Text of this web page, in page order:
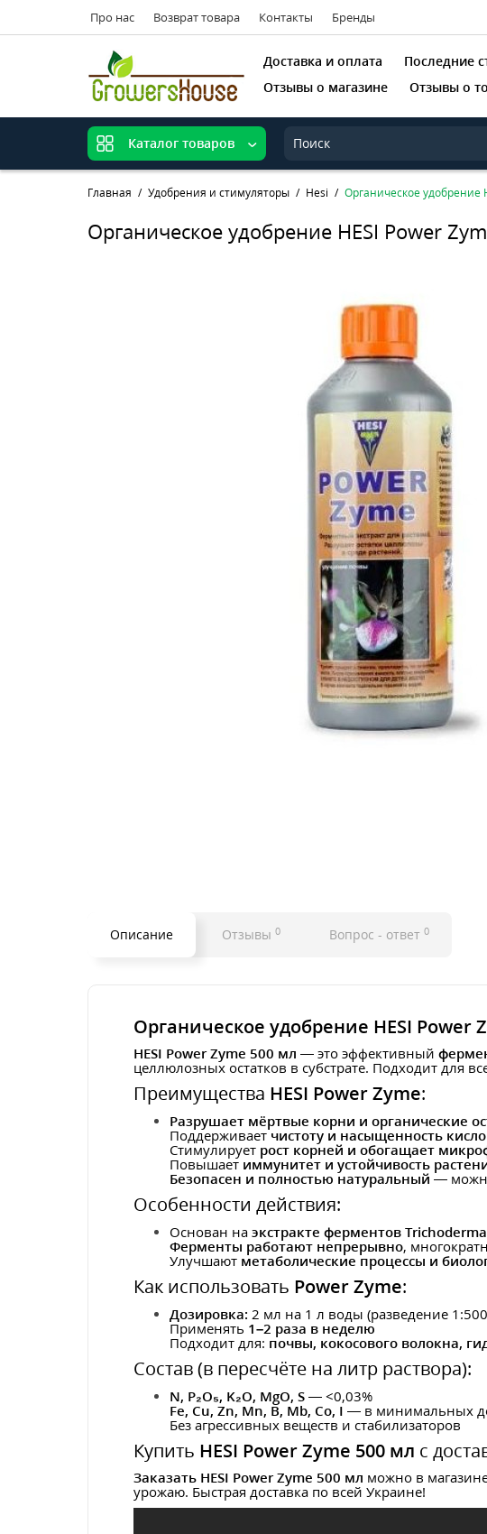
Про нас Возврат товара Контакты Бренды
Доставка и оплата Последние
Отзывы о магазине
Отзывы о
Каталог товаров
Главная Удобрения и стимуляторы Hesi Органическое удобрение
Органическое удобрение HESI Power
Описание Отзывы 0 Вопрос - ответ 0
Органическое удобрение HESI Power
HESI Power Zyme 500 мл — это эффективный
целлюлозных остатков в субстрате. Подходит для
Преимущества HESI Power Zyme:
Разрушает мёртвые корни и органические
Поддерживаетчистоту и насыщенность
Стимулирует рост корней и обогащает
Повышает иммунитет и устойчивость
Безопасен и полностью натуральный —
Особенности действия:
Основан на экстракте ферментов Trichoderma
Ферменты работают непрерывно,
Улучшают метаболические процессы и
Как использовать Power Zyme:
Дозировка: 2 мл на 1 л воды (разведение
Применять 1–2 раза в неделю
Подходит для: почвы, кокосового волокна,
Состав (в пересчёте на литр раствора):
N, P₂O₅, K₂O, MgO, S — <0,03%
Fe, Cu, Zn, Mn, B, Mb, Co, I — в минимальных
Без агрессивных веществ и стабилизаторов
Купить HESI Power Zyme 500 мл с
Заказать HESI Power Zyme 500 мл можно в
урожаю. Быстрая доставка по всей Украине!